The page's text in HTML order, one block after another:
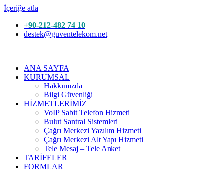
İçeriğe atla
+90-212-482 74 10
destek@guventelekom.net
ANA SAYFA
KURUMSAL
Hakkımızda
Bilgi Güvenliği
HİZMETLERİMİZ
VoIP Sabit Telefon Hizmeti
Bulut Santral Sistemleri
Çağrı Merkezi Yazılım Hizmeti
Çağrı Merkezi Alt Yapı Hizmeti
Tele Mesaj – Tele Anket
TARİFELER
FORMLAR